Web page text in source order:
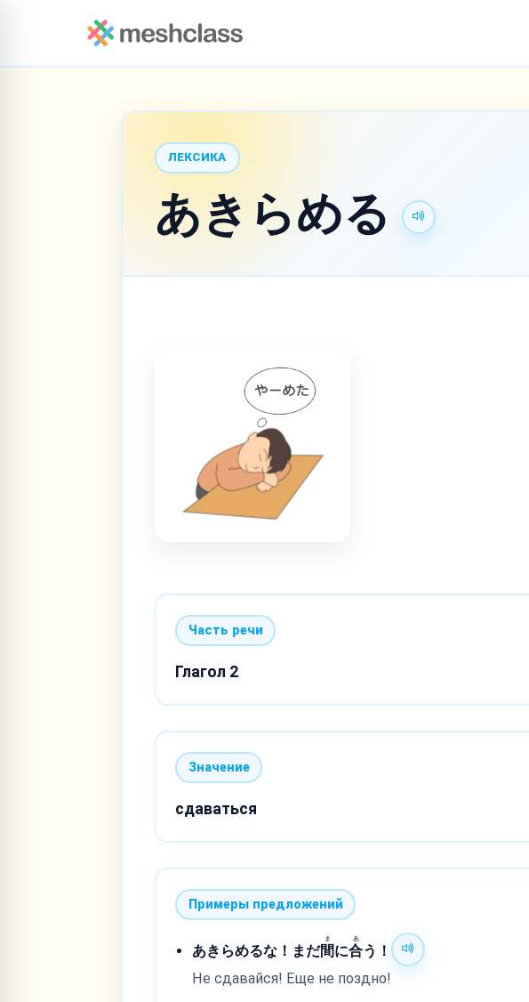
ЛЕКСИКА
あきらめる
Часть речи
Глагол 2
Значение
сдаваться
Примеры предложений
あきらめるな！まだ間
ま
に合
あ
う！
Не сдавайся! Еще не поздно!